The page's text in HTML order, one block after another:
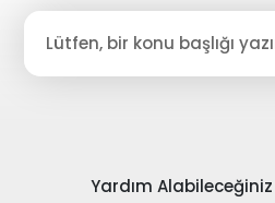
Yardım Alabileceğiniz